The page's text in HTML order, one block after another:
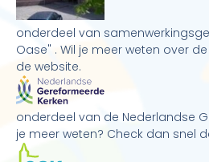
onderdeel van
Oase" . Wil je meer weten over
de website.
onderdeel van de Nederlandse
je meer weten? Check dan snel